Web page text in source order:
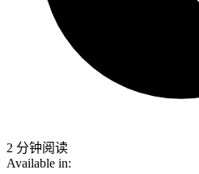
2 分钟阅读
Available in: